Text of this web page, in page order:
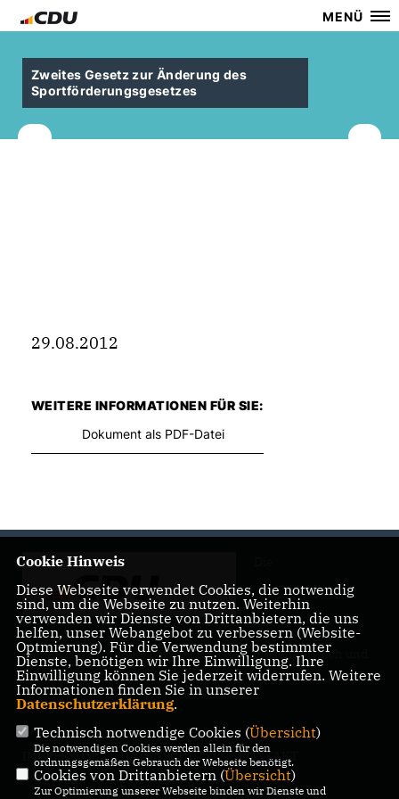
MENÜ
Zweites Gesetz zur Änderung des
Sportförderungsgesetzes
29.08.2012
WEITERE INFORMATIONEN FÜR SIE:
Dokument als PDF-Datei
Landtagsabgeordnete Barbara Richstein präsentiert sich und
ihre politischen Ziele.
IMPRESSUM DATENSCHUTZ KONTAKT
Cookie Hinweis
Diese Webseite verwendet Cookies, die notwendig
sind, um die Webseite zu nutzen. Weiterhin
verwenden wir Dienste von Drittanbietern, die uns
helfen, unser Webangebot zu verbessern (Website-
Optmierung). Für die Verwendung bestimmter
Dienste, benötigen wir Ihre Einwilligung. Ihre
Einwilligung können Sie jederzeit widerrufen. Weitere
Informationen finden Sie in unserer
Datenschutzerklärung.
Technisch notwendige Cookies (Übersicht)
Die notwendigen Cookies werden allein für den
ordnungsgemäßen Gebrauch der Webseite benötigt.
Cookies von Drittanbietern (Übersicht)
Zur Optimierung unserer Webseite binden wir Dienste und